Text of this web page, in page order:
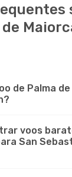
de Palma de
voos
San